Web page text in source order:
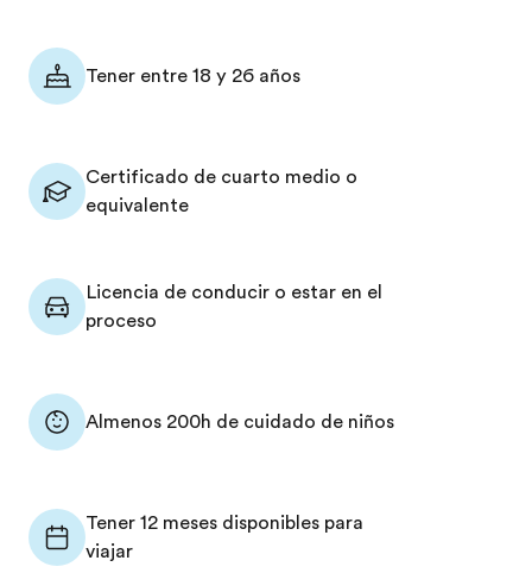
Tener entre 18 y 26 años
Certificado de cuarto medio o
equivalente
Licencia de conducir o estar en el
proceso
Almenos 200h de cuidado de niños
Tener 12 meses disponibles para
viajar